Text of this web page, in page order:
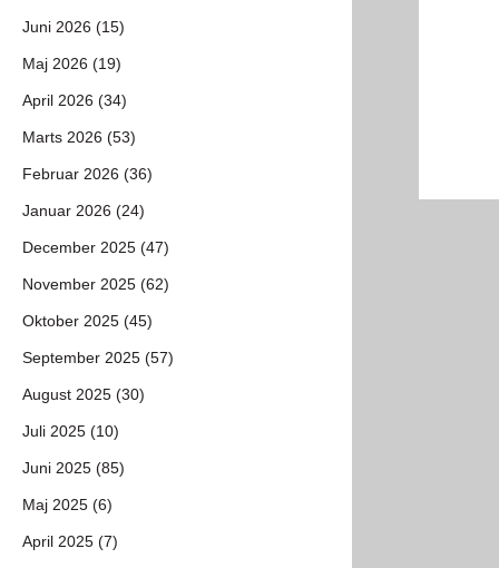
Juni 2026 (15)
Maj 2026 (19)
April 2026 (34)
Marts 2026 (53)
Februar 2026 (36)
Januar 2026 (24)
December 2025 (47)
November 2025 (62)
Oktober 2025 (45)
September 2025 (57)
August 2025 (30)
Juli 2025 (10)
Juni 2025 (85)
Maj 2025 (6)
April 2025 (7)